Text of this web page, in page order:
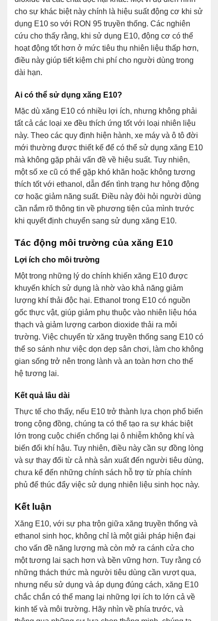
cho sự khác biệt này chính là hiệu suất động cơ khi sử
dụng E10 so với RON 95 truyền thống. Các nghiên
cứu cho thấy rằng, khi sử dụng E10, động cơ có thể
hoạt động tốt hơn ở mức tiêu thụ nhiên liệu thấp hơn,
điều này giúp tiết kiệm chi phí cho người dùng trong
dài hạn.
Ai có thể sử dụng xăng E10?
Mặc dù xăng E10 có nhiều lợi ích, nhưng không phải
tất cả các loại xe đều thích ứng tốt với loại nhiên liệu
này. Theo các quy định hiện hành, xe máy và ô tô đời
mới thường được thiết kế để có thể sử dụng xăng E10
mà không gặp phải vấn đề về hiệu suất. Tuy nhiên,
một số xe cũ có thể gặp khó khăn hoặc không tương
thích tốt với ethanol, dẫn đến tình trạng hư hỏng động
cơ hoặc giảm năng suất. Điều này đòi hỏi người dùng
cần nắm rõ thông tin về phương tiện của mình trước
khi quyết định chuyển sang sử dụng xăng E10.
Tác động môi trường của xăng E10
Lợi ích cho môi trường
Một trong những lý do chính khiến xăng E10 được
khuyến khích sử dụng là nhờ vào khả năng giảm
lượng khí thải độc hại. Ethanol trong E10 có nguồn
gốc thực vật, giúp giảm phụ thuộc vào nhiên liệu hóa
thạch và giảm lượng carbon dioxide thải ra môi
trường. Việc chuyển từ xăng truyền thống sang E10 có
thể so sánh như việc dọn dẹp sân chơi, làm cho không
gian sống trở nên trong lành và an toàn hơn cho thế
hệ tương lai.
Kết quả lâu dài
Thực tế cho thấy, nếu E10 trở thành lựa chọn phổ biến
trong cộng đồng, chúng ta có thể tạo ra sự khác biệt
lớn trong cuộc chiến chống lại ô nhiễm không khí và
biến đổi khí hậu. Tuy nhiên, điều này cần sự đồng lòng
và sự thay đổi từ cả nhà sản xuất đến người tiêu dùng,
chưa kể đến những chính sách hỗ trợ từ phía chính
phủ để thúc đẩy việc sử dụng nhiên liệu sinh học này.
Kết luận
Xăng E10, với sự pha trộn giữa xăng truyền thống và
ethanol sinh học, không chỉ là một giải pháp hiện đại
cho vấn đề năng lượng mà còn mở ra cánh cửa cho
một tương lai sạch hơn và bền vững hơn. Tuy rằng có
những thách thức mà người tiêu dùng cần vượt qua,
nhưng nếu sử dụng và áp dụng đúng cách, xăng E10
chắc chắn có thể mang lại những lợi ích to lớn cả về
kinh tế và môi trường. Hãy nhìn về phía trước, và